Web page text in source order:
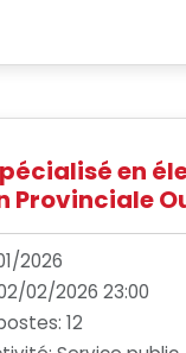
en
Provinciale
2026
02/2026 23:00
12